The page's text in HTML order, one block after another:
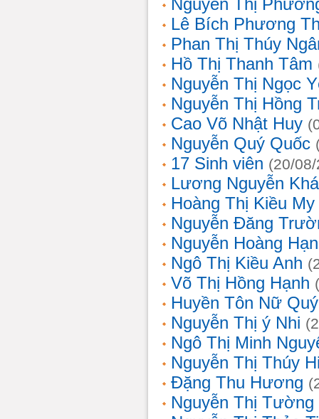
Nguyễn Thị
Lê Bích Phương
Phan Thị Thúy
Hồ Thị Thanh Tâm
Nguyễn Thị Ngọc
Nguyễn Thị Hồng
Cao Võ Nhật Huy
Nguyễn Quý Quốc
17 Sinh viên (20/
Lương Nguyễn
Hoàng Thị Kiều My
Nguyễn Đăng
Nguyễn Hoàng
Ngô Thị Kiều Anh
Võ Thị Hồng Hạnh
Huyền Tôn Nữ
Nguyễn Thị ý Nhi
Ngô Thị Minh
Nguyễn Thị Thúy
Đặng Thu Hương
Nguyễn Thị Tường